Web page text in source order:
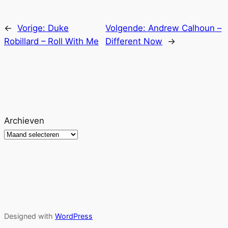
← Vorige: Duke
Robillard – Roll With Me
Volgende: Andrew Calhoun –
Different Now
→
Archieven
Designed with WordPress